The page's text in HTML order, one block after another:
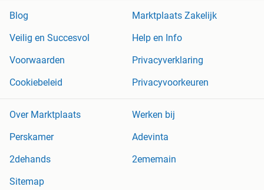
Blog
Marktplaats Zakelijk
Veilig en Succesvol
Help en Info
Voorwaarden
Privacyverklaring
Cookiebeleid
Privacyvoorkeuren
Over Marktplaats
Werken bij
Perskamer
Adevinta
2dehands
2ememain
Sitemap